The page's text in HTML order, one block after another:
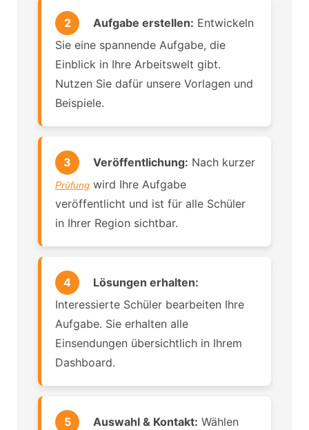
2 Aufgabe erstellen: Entwickeln
Sie eine spannende Aufgabe, die
Einblick in Ihre Arbeitswelt gibt.
Nutzen Sie dafür unsere Vorlagen und
Beispiele.
3 Veröffentlichung: Nach kurzer
Prüfung wird Ihre Aufgabe
veröffentlicht und ist für alle Schüler
in Ihrer Region sichtbar.
4
Lösungen erhalten:
Interessierte Schüler bearbeiten Ihre
Aufgabe. Sie erhalten alle
Einsendungen übersichtlich in Ihrem
Dashboard.
5 Auswahl & Kontakt: Wählen